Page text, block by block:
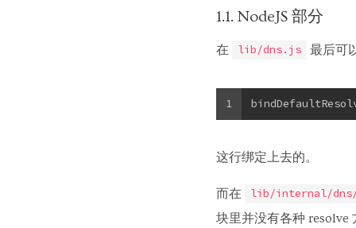
1.1. NodeJS 部分
在 lib/dns.js 最后可
1
这行绑定上去的。
而在 lib/internal/
块里并没有各种 resolve